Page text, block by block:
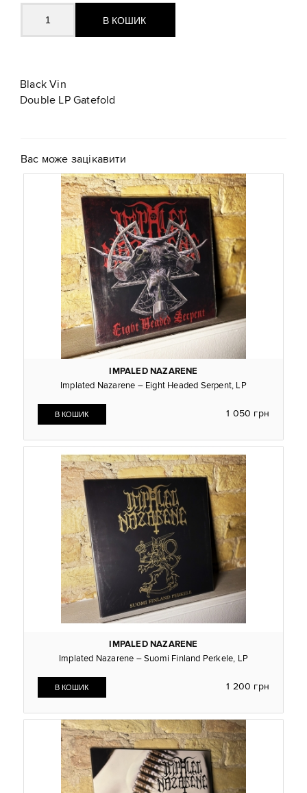
Black Vin
Double LP Gatefold
Вас може зацікавити
IMPALED NAZARENE
Implated Nazarene – Eight Headed Serpent, LP
1 050 грн
IMPALED NAZARENE
Implated Nazarene – Suomi Finland Perkele, LP
1 200 грн